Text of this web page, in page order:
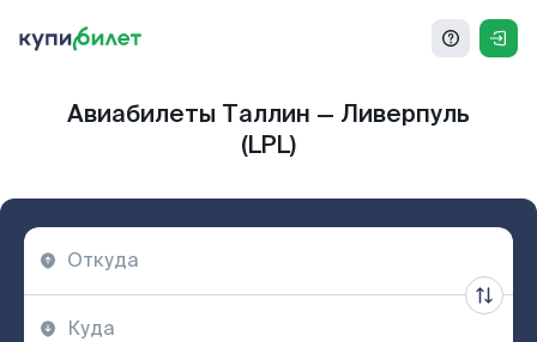
Авиабилеты Таллин — Ливерпуль
(LPL)